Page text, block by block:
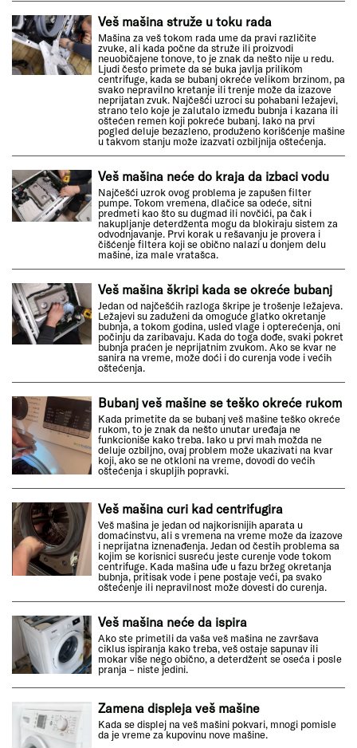
Veš mašina struže u toku rada
Mašina za veš tokom rada ume da pravi različite
zvuke, ali kada počne da struže ili proizvodi
neuobičajene tonove, to je znak da nešto nije u redu.
Ljudi često primete da se buka javlja prilikom
centrifuge, kada se bubanj okreće velikom brzinom, pa
svako nepravilno kretanje ili trenje može da izazove
neprijatan zvuk. Najčešći uzroci su pohabani ležajevi,
strano telo koje je zalutalo između bubnja i kazana ili
oštećen remen koji pokreće bubanj. Iako na prvi
pogled deluje bezazleno, produženo korišćenje mašine
u takvom stanju može izazvati ozbiljnija oštećenja.
Veš mašina neće do kraja da izbaci vodu
Najčešći uzrok ovog problema je zapušen filter
pumpe. Tokom vremena, dlačice sa odeće, sitni
predmeti kao što su dugmad ili novčići, pa čak i
nakupljanje deterdženta mogu da blokiraju sistem za
odvodnjavanje. Prvi korak u rešavanju je provera i
čišćenje filtera koji se obično nalazi u donjem delu
mašine, iza male vratašca.
Veš mašina škripi kada se okreće bubanj
Jedan od najčešćih razloga škripe je trošenje ležajeva.
Ležajevi su zaduženi da omoguće glatko okretanje
bubnja, a tokom godina, usled vlage i opterećenja, oni
počinju da zaribavaju. Kada do toga dođe, svaki pokret
bubnja praćen je neprijatnim zvukom. Ako se kvar ne
sanira na vreme, može doći i do curenja vode i većih
oštećenja.
Bubanj veš mašine se teško okreće rukom
Kada primetite da se bubanj veš mašine teško okreće
rukom, to je znak da nešto unutar uređaja ne
funkcioniše kako treba. Iako u prvi mah možda ne
deluje ozbiljno, ovaj problem može ukazivati na kvar
koji, ako se ne otkloni na vreme, dovodi do većih
oštećenja i skupljih popravki.
Veš mašina curi kad centrifugira
Veš mašina je jedan od najkorisnijih aparata u
domaćinstvu, ali s vremena na vreme može da izazove
i neprijatna iznenađenja. Jedan od čestih problema sa
kojim se korisnici susreću jeste curenje vode tokom
centrifuge. Kada mašina uđe u fazu bržeg okretanja
bubnja, pritisak vode i pene postaje veći, pa svako
oštećenje ili nepravilnost može dovesti do curenja.
Veš mašina neće da ispira
Ako ste primetili da vaša veš mašina ne završava
ciklus ispiranja kako treba, veš ostaje sapunav ili
mokar više nego obično, a deterdžent se oseća i posle
pranja – niste jedini.
Zamena displeja veš mašine
Kada se displej na veš mašini pokvari, mnogi pomisle
da je vreme za kupovinu nove mašine.